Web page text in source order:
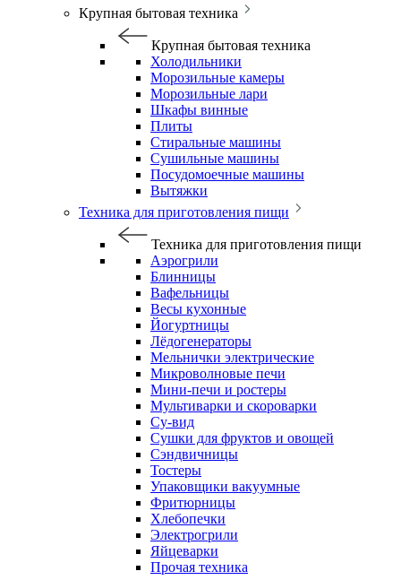
Крупная бытовая техника
Крупная бытовая техника
Холодильники
Морозильные камеры
Морозильные лари
Шкафы винные
Плиты
Стиральные машины
Сушильные машины
Посудомоечные машины
Вытяжки
Техника для приготовления пищи
Техника для приготовления пищи
Аэрогрили
Блинницы
Вафельницы
Весы кухонные
Йогуртницы
Лёдогенераторы
Мельнички электрические
Микроволновые печи
Мини-печи и ростеры
Мультиварки и скороварки
Су-вид
Сушки для фруктов и овощей
Сэндвичницы
Тостеры
Упаковщики вакуумные
Фритюрницы
Хлебопечки
Электрогрили
Яйцеварки
Прочая техника